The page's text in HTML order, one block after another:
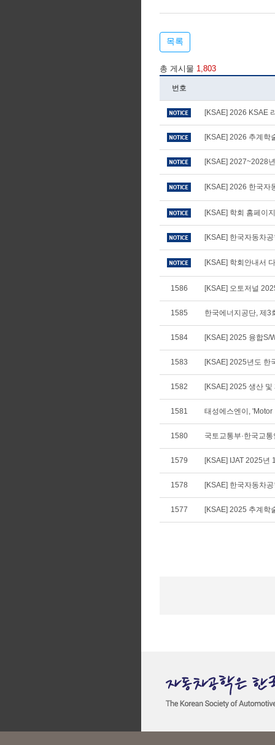
목록
총 게시물 1,803
번호
[KSAE] 2026 KSAE
[KSAE] 2026 추계학
[KSAE] 2027~2028
[KSAE] 2026 한국자
[KSAE] 학회 홈페이
[KSAE] 한국자동차
[KSAE] 학회안내서
1586 [KSAE] 오토저널
1585 한국에너지공단, 제3
1584 [KSAE] 2025 융합S/
1583 [KSAE] 2025년도 한
1582 [KSAE] 2025 생산
1581 태성에스엔이,
1580 국토교통부·한국교
1579 [KSAE] IJAT 2025년
1578 [KSAE] 한국자동차
1577 [KSAE] 2025 추계학